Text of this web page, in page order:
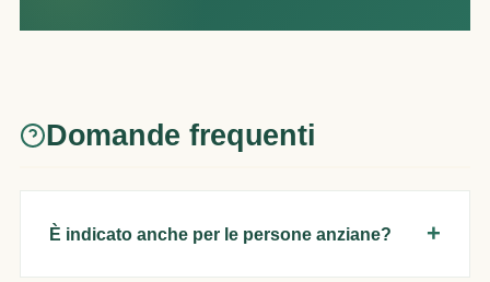
Domande frequenti
È indicato anche per le persone anziane?